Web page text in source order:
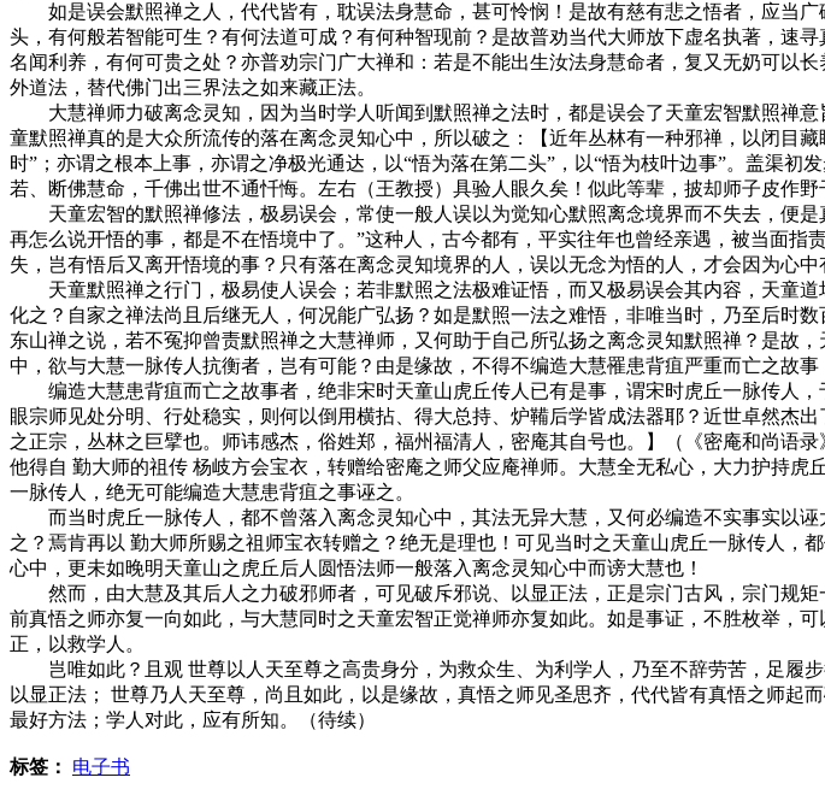
如是误会默照禅之人，代代皆有，耽误法身慧命，甚可怜悯！是故有慈有悲之悟者，应当
头，有何般若智能可生？有何法道可成？有何种智现前？是故普劝当代大师放下虚名执著，速
名闻利养，有何可贵之处？亦普劝宗门广大禅和：若是不能出生汝法身慧命者，复又无奶可以
外道法，替代佛门出三界法之如来藏正法。
大慧禅师力破离念灵知，因为当时学人听闻到默照禅之法时，都是误会了天童宏智默照禅
童默照禅真的是大众所流传的落在离念灵知心中，所以破之：【近年丛林有一种邪禅，以闭目
时”；亦谓之根本上事，亦谓之净极光通达，以“悟为落在第二头”，以“悟为枝叶边事”。盖渠
若、断佛慧命，千佛出世不通忏悔。左右（王教授）具验人眼久矣！似此等辈，披却师子皮作
天童宏智的默照禅修法，极易误会，常使一般人误以为觉知心默照离念境界而不失去，便
再怎么说开悟的事，都是不在悟境中了。”这种人，古今都有，平实往年也曾经亲遇，被当面
失，岂有悟后又离开悟境的事？只有落在离念灵知境界的人，误以无念为悟的人，才会因为心中
天童默照禅之行门，极易使人误会；若非默照之法极难证悟，而又极易误会其内容，天童
化之？自家之禅法尚且后继无人，何况能广弘扬？如是默照一法之难悟，非唯当时，乃至后时
东山禅之说，若不冤抑曾责默照禅之大慧禅师，又何助于自己所弘扬之离念灵知默照禅？是
中，欲与大慧一脉传人抗衡者，岂有可能？由是缘故，不得不编造大慧罹患背疽严重而亡之故
编造大慧患背疽而亡之故事者，绝非宋时天童山虎丘传人已有是事，谓宋时虎丘一脉传人，
眼宗师见处分明、行处稳实，则何以倒用横拈、得大总持、炉鞴后学皆成法器耶？近世卓然杰
之正宗，丛林之巨擘也。师讳感杰，俗姓郑，福州福清人，密庵其自号也。】（《密庵和尚语
他得自 勤大师的祖传 杨岐方会宝衣，转赠给密庵之师父应庵禅师。大慧全无私心，大力护持
一脉传人，绝无可能编造大慧患背疽之事诬之。
而当时虎丘一脉传人，都不曾落入离念灵知心中，其法无异大慧，又何必编造不实事实以
之？焉肯再以 勤大师所赐之祖师宝衣转赠之？绝无是理也！可见当时之天童山虎丘一脉传人
心中，更未如晚明天童山之虎丘后人圆悟法师一般落入离念灵知心中而谤大慧也！
然而，由大慧及其后人之力破邪师者，可见破斥邪说、以显正法，正是宗门古风，宗门规
前真悟之师亦复一向如此，与大慧同时之天童宏智正觉禅师亦复如此。如是事证，不胜枚举，
正，以救学人。
岂唯如此？且观 世尊以人天至尊之高贵身分，为救众生、为利学人，乃至不辞劳苦，足履
以显正法； 世尊乃人天至尊，尚且如此，以是缘故，真悟之师见圣思齐，代代皆有真悟之师
最好方法；学人对此，应有所知。（待续）
标签： 电子书